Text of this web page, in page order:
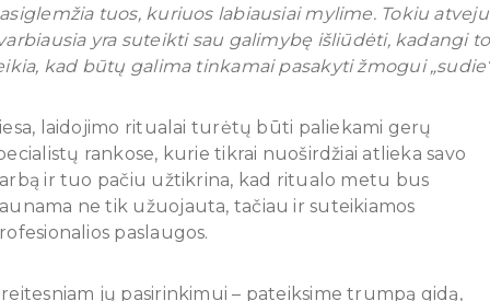
tuos, kuriuos labiausiai mylime. Tokiu atveju
yra suteikti sau galimybę išliūdėti, kadangi to
kad būtų galima tinkamai pasakyti žmogui
laidojimo ritualai turėtų būti paliekami gerų
rankose, kurie tikrai nuoširdžiai atlieka savo
ir tuo pačiu užtikrina, kad ritualo metu bus
ne tik užuojauta, tačiau ir suteikiamos
paslaugos.
jų pasirinkimui – pateiksime trumpą gidą,